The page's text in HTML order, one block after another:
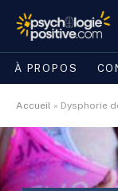
À PROPOS
Accueil » Dysphorie de